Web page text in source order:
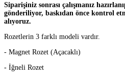
Siparişiniz sonrası çalışmanız
gönderiliyor, baskıdan önce kontrol
alıyoruz.
Rozetlerin 3 farklı modeli vardır.
- Magnet Rozet (Açacaklı)
- İğneli Rozet